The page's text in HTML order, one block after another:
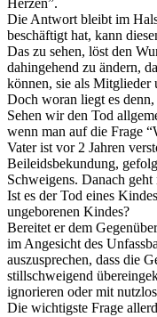
Die Antwort bleibt im
beschäftigt hat, kann
Das zu sehen, löst den
dahingehend zu ändern,
können, sie als Mitglieder
Doch woran liegt es denn,
Sehen wir den Tod
wenn man auf die Frage
Vater ist vor 2 Jahren
Beileidsbekundung,
Schweigens. Danach
Ist es der Tod eines
ungeborenen Kindes?
Bereitet er dem
im Angesicht des
auszusprechen, dass die
stillschweigend
ignorieren oder mit
Die wichtigste Frage